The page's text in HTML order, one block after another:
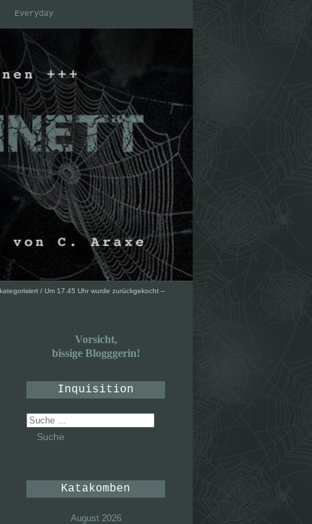
Everyday
/ Um 17.45 Uhr wurde zurückgekocht –
Vorsicht,
bissige Blogggerin!
Inquisition
Suche
nach:
Katakomben
August 2026